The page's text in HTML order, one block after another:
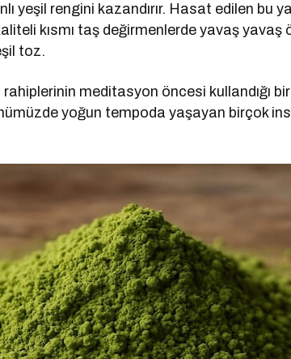
yeşil rengini kazandırır. Hasat edilen bu
kısmı taş değirmenlerde yavaş yavaş
toz.
rahiplerinin meditasyon öncesi kullandığı
yoğun tempoda yaşayan birçok